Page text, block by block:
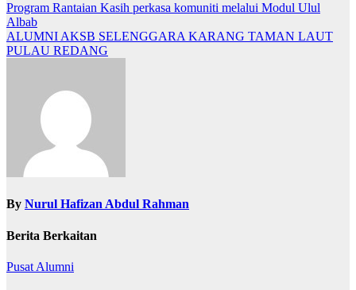
Program Rantaian Kasih perkasa komuniti melalui Modul Ulul
Albab
ALUMNI AKSB SELENGGARA KARANG TAMAN LAUT
PULAU REDANG
By Nurul Hafizan Abdul Rahman
Berita Berkaitan
Pusat Alumni